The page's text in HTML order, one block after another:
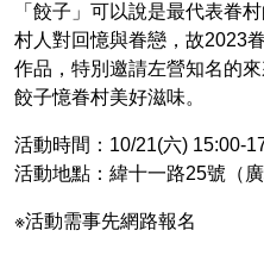
「餃子」可以說是最代表眷
村人對回憶與眷戀，故2023
作品，特別邀請左營知名的
餃子憶眷村美好滋味。
活動時間：10/21(六) 15:00-
活動地點：緯十一路25號（廣
※活動需事先網路報名